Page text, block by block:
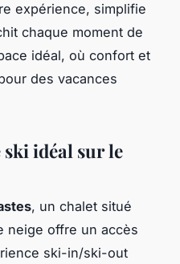
expérience, simplifie
chaque moment de
idéal, où confort et
des vacances
idéal sur le
, un chalet situé
neige offre un accès
ski-in/ski-out